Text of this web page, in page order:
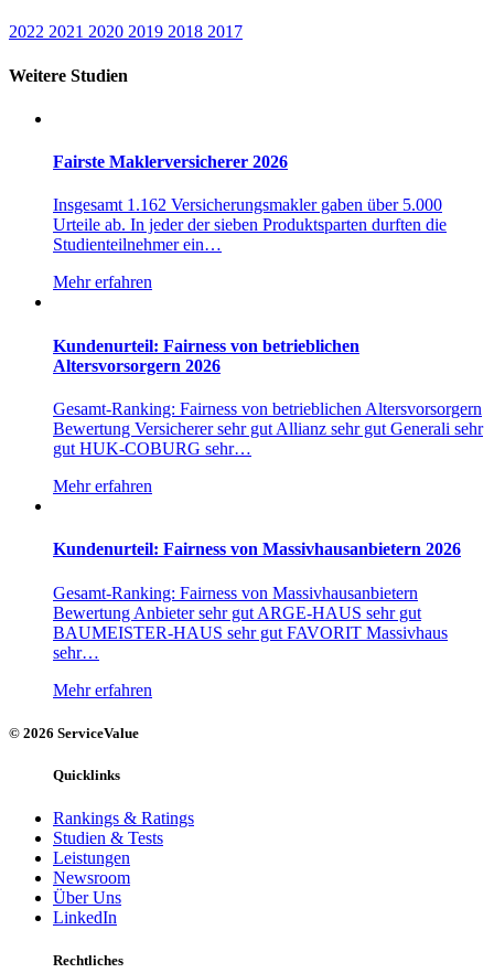
2022 2021 2020 2019 2018 2017
Weitere Studien
Fairste Maklerversicherer 2026
Insgesamt 1.162 Versicherungsmakler gaben über 5.000
Urteile ab. In jeder der sieben Produktsparten durften die
Studienteilnehmer ein…
Mehr erfahren
Kundenurteil: Fairness von betrieblichen
Altersvorsorgern 2026
Gesamt-Ranking: Fairness von betrieblichen Altersvorsorgern
Bewertung Versicherer sehr gut Allianz sehr gut Generali sehr
gut HUK-COBURG sehr…
Mehr erfahren
Kundenurteil: Fairness von Massivhausanbietern 2026
Gesamt-Ranking: Fairness von Massivhausanbietern
Bewertung Anbieter sehr gut ARGE-HAUS sehr gut
BAUMEISTER-HAUS sehr gut FAVORIT Massivhaus
sehr…
Mehr erfahren
© 2026 ServiceValue
Quicklinks
Rankings & Ratings
Studien & Tests
Leistungen
Newsroom
Über Uns
LinkedIn
Rechtliches